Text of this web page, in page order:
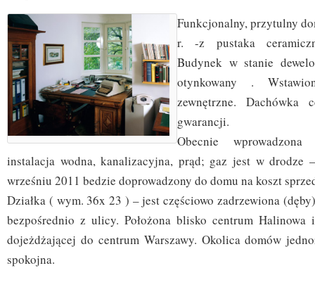
Funkcjonalny, przytulny
r. -z pustaka
Budynek w stanie
otynkowany .
zewnętrzne.
gwarancji.
Obecnie
instalacja wodna, kanalizacyjna, prąd; gaz jest w drodze
wrześniu 2011 bedzie doprowadzony do domu na koszt
Działka ( wym. 36x 23 ) – jest częściowo zadrzewiona
bezpośrednio z ulicy. Położona blisko centrum
dojeżdżającej do centrum Warszawy. Okolica domów
spokojna.